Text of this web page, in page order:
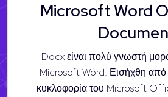
Microsoft Word
Docx είναι πολύ γνωστή
Microsoft Word. Εισήχθη
κυκλοφορία του Microsoft